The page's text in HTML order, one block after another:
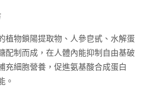
植物鎖陽提取物、人參皀甙、水解蛋
配制而成，在人體內能抑制自由基破
充細胞營養，促進氨基酸合成蛋白
。